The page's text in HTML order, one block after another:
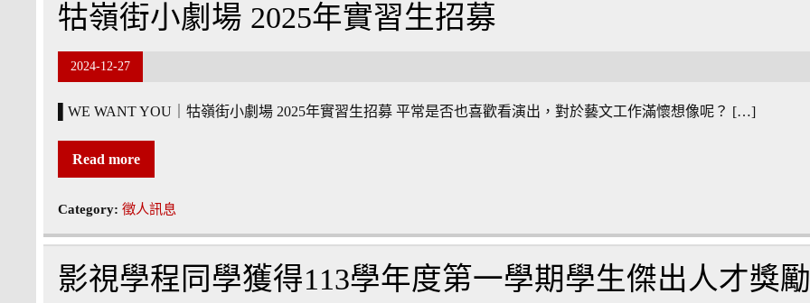
牯嶺街小劇場 2025年實習生招募
2024-12-27
▌WE WANT YOU｜牯嶺街小劇場 2025年實習生招募 平常是否也喜歡看演出，對於藝文工作滿懷想像呢？ […]
Read more
Category:徵人訊息
影視學程同學獲得113學年度第一學期學生傑出人才獎